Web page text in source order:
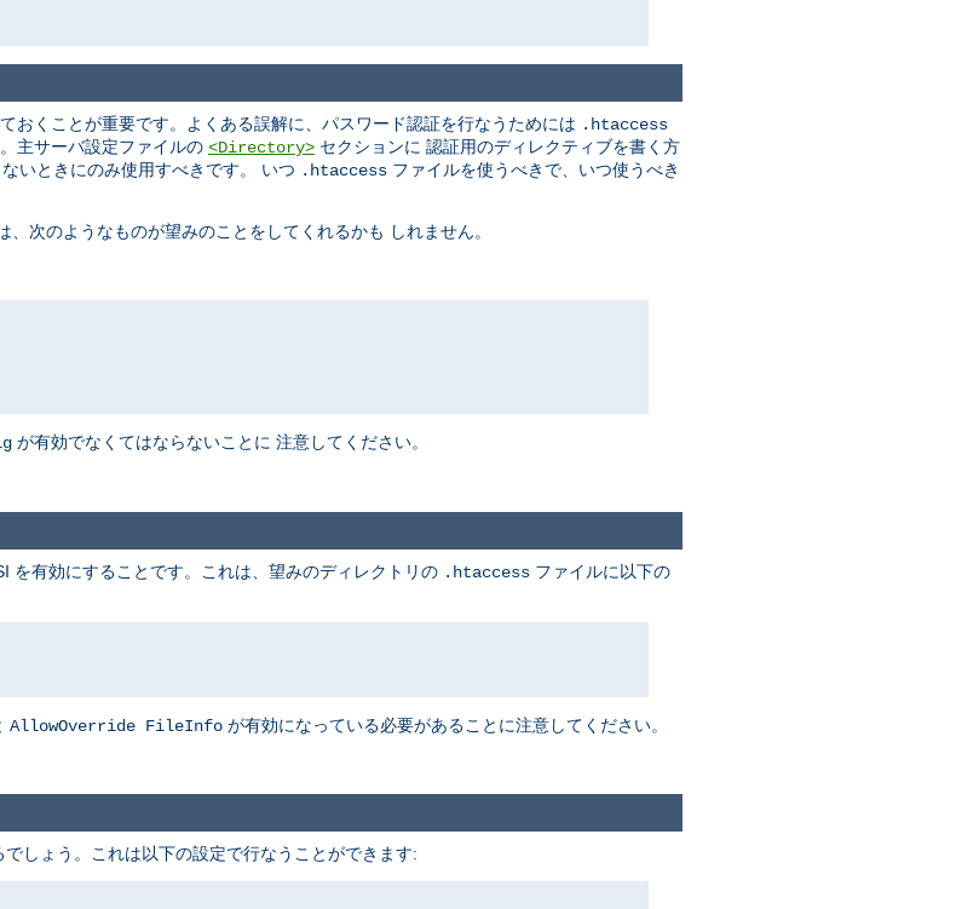
おくことが重要です。よくある誤解に、パスワード認証を行なうためには .htaccess
主サーバ設定ファイルの <Directory> セクションに 認証用のディレクティブを書く方
いときにのみ使用すべきです。 いつ .htaccess ファイルを使うべきで、いつ使うべき
次のようなものが望みのことをしてくれるかも しれません。
が有効でなくてはならないことに 注意してください。
を有効にすることです。これは、望みのディレクトリの .htaccess ファイルに以下の
AllowOverride FileInfo が有効になっている必要があることに注意してください。
しょう。これは以下の設定で行なうことができます: